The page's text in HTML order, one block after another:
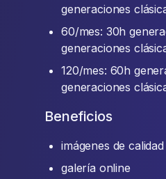
generaciones
60/mes: 30h
generaciones
120/mes: 60h
generaciones
Beneficios
imágenes de calidad
galería online